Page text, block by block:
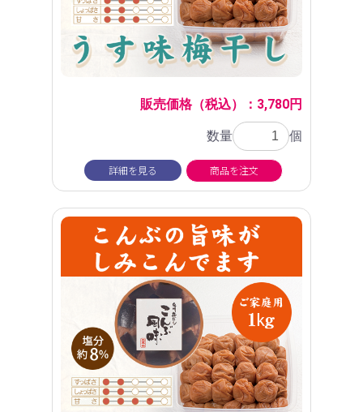
販売価格（税込）：3,780円
数量 個
詳細を見る 商品を注文